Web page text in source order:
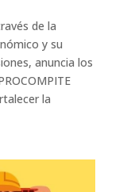
de la
y su
anuncia los
la